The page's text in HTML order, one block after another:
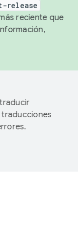
release
reciente que